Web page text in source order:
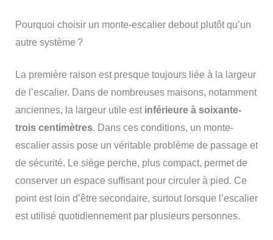
Pourquoi choisir un monte-escalier debout plutôt qu’un
autre système ?
La première raison est presque toujours liée à la largeur
de l’escalier. Dans de nombreuses maisons, notamment
anciennes, la largeur utile est inférieure à soixante-
trois centimètres. Dans ces conditions, un monte-
escalier assis pose un véritable problème de passage et
de sécurité. Le siège perche, plus compact, permet de
conserver un espace suffisant pour circuler à pied. Ce
point est loin d’être secondaire, surtout lorsque l’escalier
est utilisé quotidiennement par plusieurs personnes.